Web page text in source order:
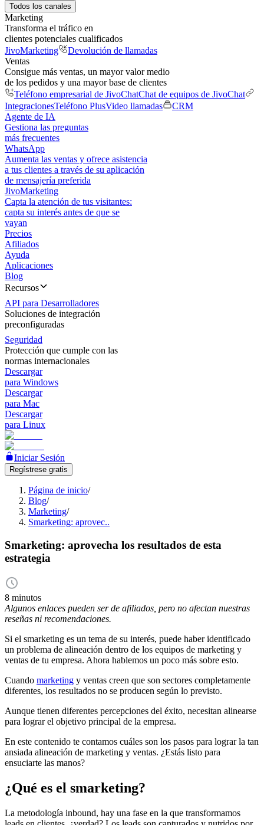
Todos los canales
Marketing
Transforma el tráfico en
clientes potenciales cualificados
JivoMarketing
Devolución de llamadas
Ventas
Consigue más ventas, un mayor valor medio
de los pedidos y una mayor base de clientes
Teléfono empresarial de JivoChatChat de equipos de JivoChat
IntegracionesTeléfono PlusVideo llamadas
CRM
Agente de IA
Gestiona las preguntas
más frecuentes
WhatsApp
Aumenta las ventas y ofrece asistencia
a tus clientes a través de su aplicación
de mensajería preferida
JivoMarketing
Capta la atención de tus visitantes:
capta su interés antes de que se
vayan
Precios
Afiliados
Ayuda
Aplicaciones
Blog
Recursos
API para Desarrolladores
Soluciones de integración
preconfiguradas
Seguridad
Protección que cumple con las
normas internacionales
Descargar
para Windows
Descargar
para Mac
Descargar
para Linux
Iniciar Sesión
Regístrese gratis
Página de inicio/
Blog/
Marketing/
Smarketing: aprovec..
Smarketing: aprovecha los resultados de esta
estrategia
8 minutos
Algunos enlaces pueden ser de afiliados, pero no afectan nuestras
reseñas ni recomendaciones.
Si el smarketing es un tema de su interés, puede haber identificado
un problema de alineación dentro de los equipos de marketing y
ventas de tu empresa. Ahora hablemos un poco más sobre esto.
Cuando marketing y ventas creen que son sectores completamente
diferentes, los resultados no se producen según lo previsto.
Aunque tienen diferentes percepciones del éxito, necesitan alinearse
para lograr el objetivo principal de la empresa.
En este contenido te contamos cuáles son los pasos para lograr la tan
ansiada alineación de marketing y ventas. ¿Estás listo para
ensuciarte las manos?
¿Qué es el smarketing?
La metodología inbound, hay una fase en la que transformamos